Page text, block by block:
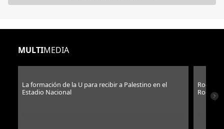
MULTIMEDIA
La formación de la U para recibir a Palestino en el
Estadio Nacional
Rock
→